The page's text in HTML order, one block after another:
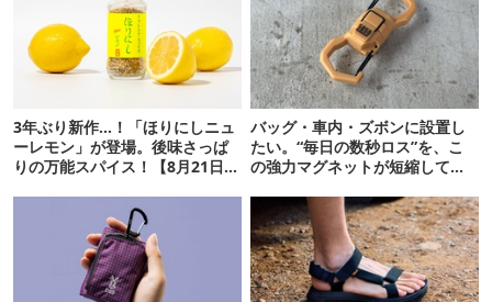
3年ぶり新作…！「ほりにしニュ
ーレモン」が登場。後味さっぱ
りの万能スパイス！【8月21日発
バッグ・車内・ズボンに設置し
たい。“毎日の数秒ロス”を、こ
の強力マグネットが短縮してく